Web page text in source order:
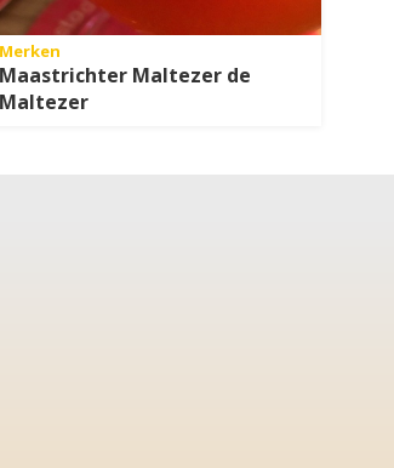
Merken
Maastrichter Maltezer de
Maltezer